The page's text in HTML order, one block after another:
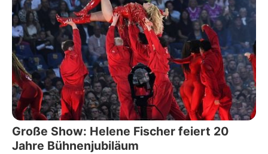
Große Show: Helene Fischer feiert 20
Jahre Bühnenjubiläum